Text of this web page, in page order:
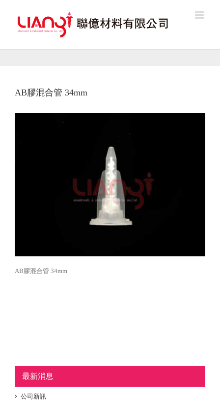
content
AB膠混合管 34mm
AB膠混合管 34mm
最新消息
公司新訊